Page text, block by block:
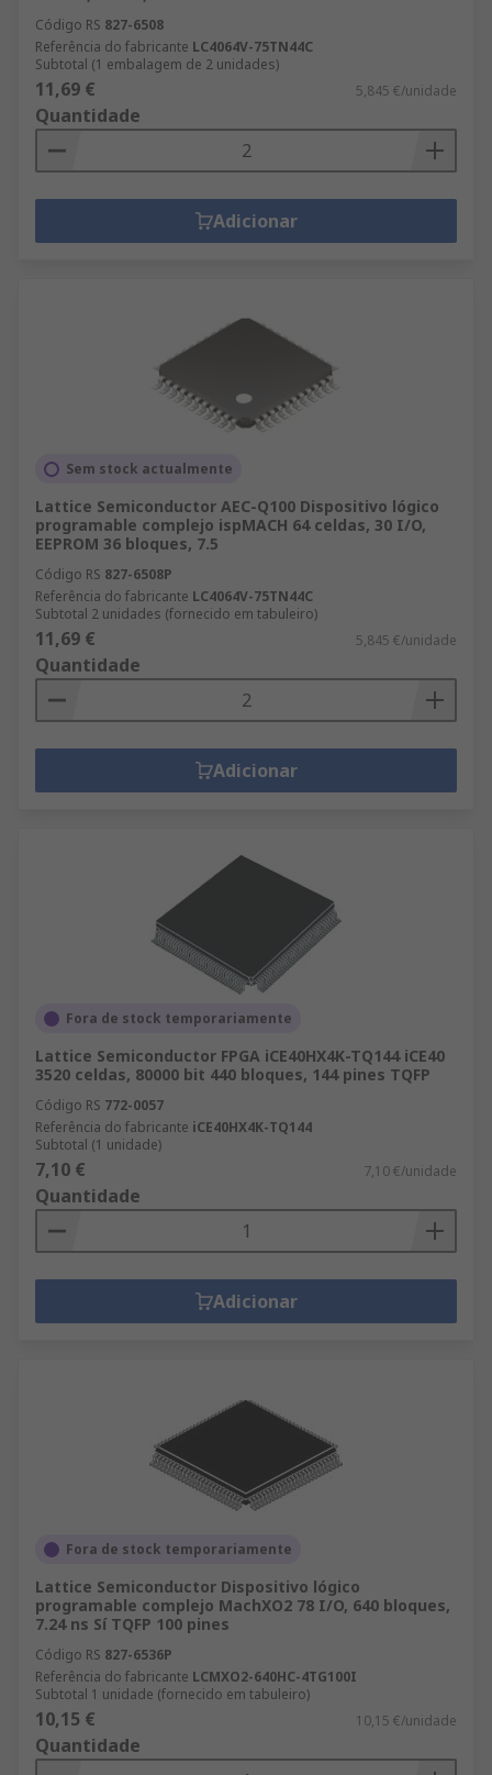
Código RS 827-6508
Referência do fabricante LC4064V-75TN44C
Subtotal (1 embalagem de 2 unidades)
11,69 € 5,845 €/unidade
Quantidade
Adicionar
Sem stock actualmente
Lattice Semiconductor AEC-Q100 Dispositivo lógico
programable complejo ispMACH 64 celdas, 30 I/O,
EEPROM 36 bloques, 7.5
Código RS 827-6508P
Referência do fabricante LC4064V-75TN44C
Subtotal 2 unidades (fornecido em tabuleiro)
11,69 € 5,845 €/unidade
Quantidade
Adicionar
Fora de stock temporariamente
Lattice Semiconductor FPGA iCE40HX4K-TQ144 iCE40
3520 celdas, 80000 bit 440 bloques, 144 pines TQFP
Código RS 772-0057
Referência do fabricante iCE40HX4K-TQ144
Subtotal (1 unidade)
7,10 € 7,10 €/unidade
Quantidade
Adicionar
Fora de stock temporariamente
Lattice Semiconductor Dispositivo lógico
programable complejo MachXO2 78 I/O, 640 bloques,
7.24 ns Sí TQFP 100 pines
Código RS 827-6536P
Referência do fabricante LCMXO2-640HC-4TG100I
Subtotal 1 unidade (fornecido em tabuleiro)
10,15 € 10,15 €/unidade
Quantidade